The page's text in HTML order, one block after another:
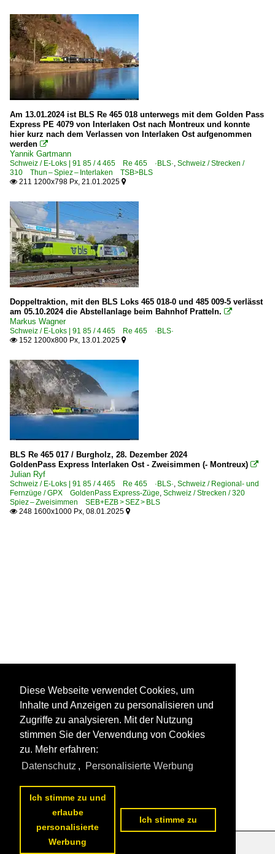
Am 13.01.2024 ist BLS Re 465 018 unterwegs mit dem Golden Pass
Express PE 4079 von Interlaken Ost nach Montreux und konnte
hier kurz nach dem Verlassen von Interlaken Ost aufgenommen
werden 
Yannik Gartmann
Schweiz / E-Loks | 91 85 / 4 465 Re 465 ·BLS·, Schweiz / Strecken /
310 Thun – Spiez – Interlaken TSB>BLS
 211 1200x798 Px, 21.01.2025 
Doppeltraktion, mit den BLS Loks 465 018-0 und 485 009-5 verlässt
am 05.10.2024 die Abstellanlage beim Bahnhof Pratteln. 
Markus Wagner
Schweiz / E-Loks | 91 85 / 4 465 Re 465 ·BLS·
 152 1200x800 Px, 13.01.2025 
BLS Re 465 017 / Burgholz, 28. Dezember 2024
GoldenPass Express Interlaken Ost - Zweisimmen (- Montreux) 
Julian Ryf
Schweiz / E-Loks | 91 85 / 4 465 Re 465 ·BLS·, Schweiz / Regional- und
Fernzüge / GPX GoldenPass Express-Züge, Schweiz / Strecken / 320
Spiez – Zweisimmen SEB+EZB > SEZ > BLS
 248 1600x1000 Px, 08.01.2025 
Diese Webseite verwendet Cookies, um
Inhalte und Anzeigen zu personalisieren und
Zugriffe zu analysieren. Mit der Nutzung
stimmen Sie der Verwendung von Cookies
zu. Mehr erfahren:
Datenschutz , Personalisierte Werbung
Ich stimme zu und
erlaube
personalisierte
Werbung
Ich stimme zu